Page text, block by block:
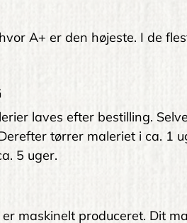
A+ er den højeste. I de
laves efter bestilling.
tørrer maleriet i ca. 1
5 uger.
maskinelt produceret. Dit